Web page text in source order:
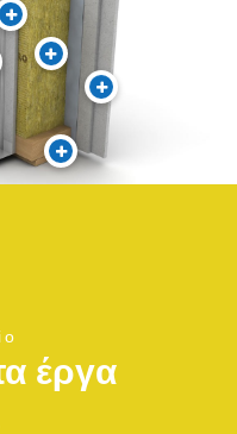
έργα